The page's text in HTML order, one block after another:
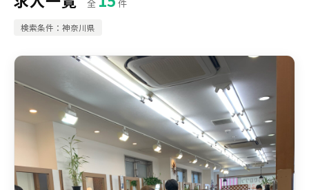
全 件
検索条件：神奈川県